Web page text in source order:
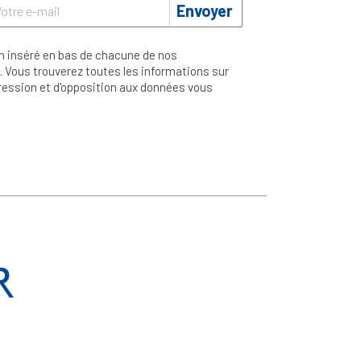
Envoyer
en bas de chacune de nos
trouverez toutes les informations sur
et d'opposition aux données vous